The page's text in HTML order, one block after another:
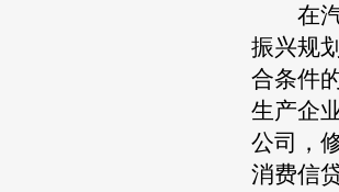
在汽
振兴规
合条件
生产企
公司，
消费信